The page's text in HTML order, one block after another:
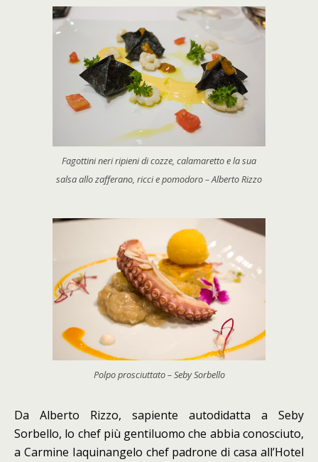
Fagottini neri ripieni di cozze, calamaretto e la sua
salsa allo zafferano, ricci e pomodoro – Alberto Rizzo
Polpo prosciuttato – Seby Sorbello
Da Alberto Rizzo, sapiente autodidatta a Seby
Sorbello, lo chef più gentiluomo che abbia conosciuto,
a Carmine Iaquinangelo chef padrone di casa all’Hotel